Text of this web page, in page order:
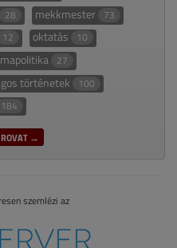
28 mekkmester 73
12 oktatás 10
27
történetek 100
184
→
szemlézi az